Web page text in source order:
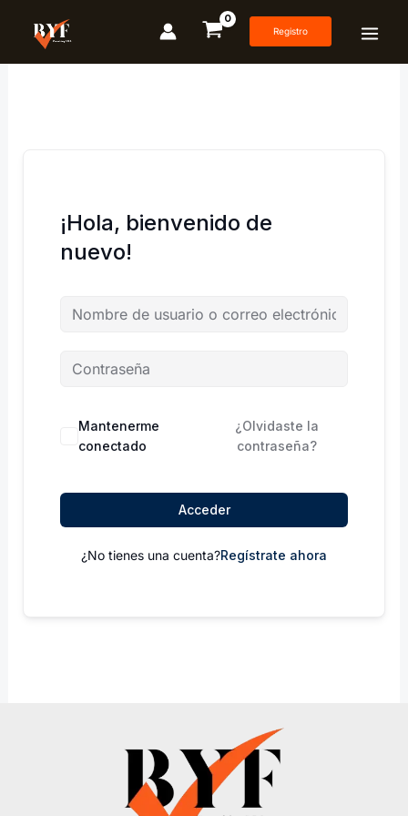
contenido
Registro
¡Hola, bienvenido de
nuevo!
Mantenerme
conectado
¿Olvidaste la
contraseña?
Acceder
¿No tienes una cuenta?Regístrate ahora